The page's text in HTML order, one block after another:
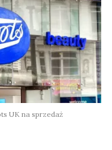
UK na sprzedaż